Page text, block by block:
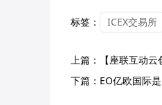
标签： ICEX交易所
上篇：
【座联互动
下篇： EO亿欧国际